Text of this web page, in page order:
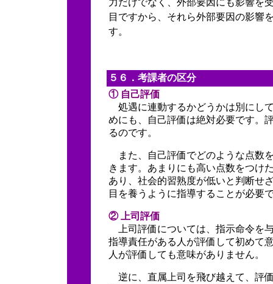
力だけでなく、外部要因にも影響を
目ですから、それら外部要因の影響
す。
５６．考課者の区分
① 自己評価
処遇に連動するかどうかは別にし
めにも、自己評価は絶対必要です。
るのです。
また、自己評価でどのような点数
きます。あまりにも高い点数をつけ
あり、社会的習熟度が低いと判断せ
目を養うように指導することが必要
② 上司評価
上司評価については、指示命令を
指導責任がある人が評価して初めて
人が評価しても意味がありません。
逆に、直属上司を飛び越えて、評